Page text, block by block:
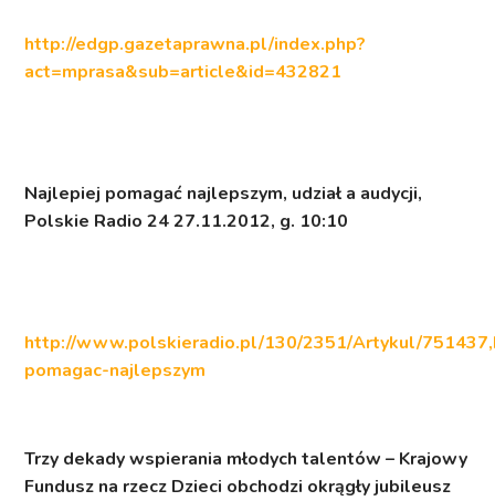
http://edgp.gazetaprawna.pl/index.php?
act=mprasa&sub=article&id=432821
Najlepiej pomagać najlepszym, udział a audycji,
Polskie Radio 24 27.11.2012, g. 10:10
http://www.polskieradio.pl/130/2351/Artykul/
pomagac-najlepszym
Trzy dekady wspierania młodych talentów – Krajowy
Fundusz na rzecz Dzieci obchodzi okrągły jubileusz